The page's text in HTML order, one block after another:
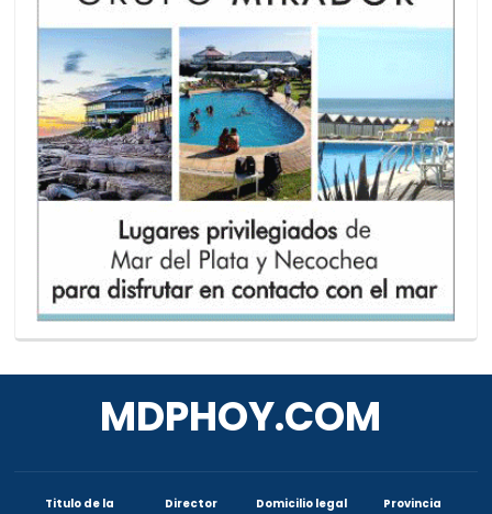
MDPHOY.COM
Titulo de la Director Domicilio legal Provincia